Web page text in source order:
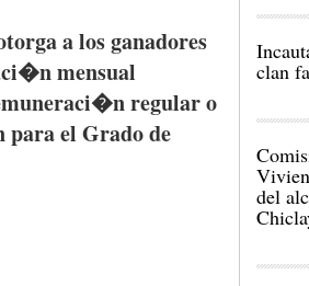
a losganadores
mensual
regular o
parael Gradode
clan
del